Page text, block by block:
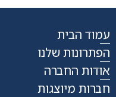
עמוד הבית
הפתרונות שלנו
אודות החברה
חברות מיוצגות